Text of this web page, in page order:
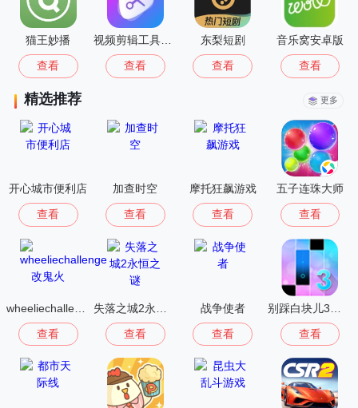
猫王妙播
查看 查看
东梨短剧
查看
音乐窝安卓版
查看
精选推荐 更多
开心城市便利店
查看
加查时空
查看
摩托狂飙游戏
查看
五子连珠大师
查看
查看 查看
战争使者
查看 查看